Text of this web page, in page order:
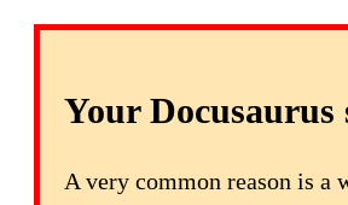
Your
A very common reason is a